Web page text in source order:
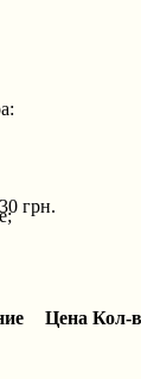
грн.
Цена Кол-